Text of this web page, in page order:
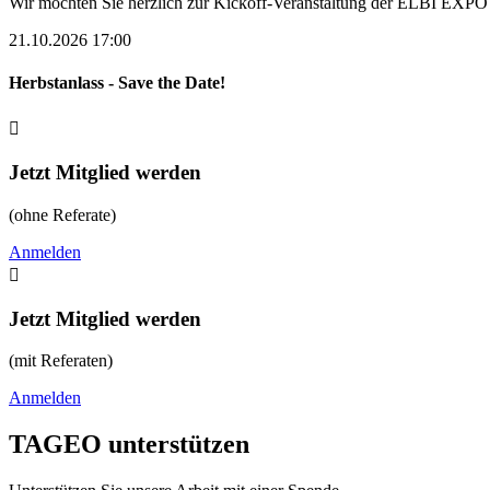
21.10.2026 17:00
Herbstanlass - Save the Date!

Jetzt Mitglied werden
(ohne Referate)
Anmelden

Jetzt Mitglied werden
(mit Referaten)
Anmelden
TAGEO unterstützen